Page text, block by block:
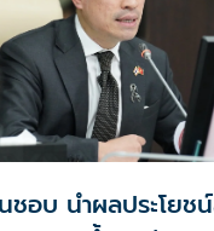
ชอบ นำผลประโยช